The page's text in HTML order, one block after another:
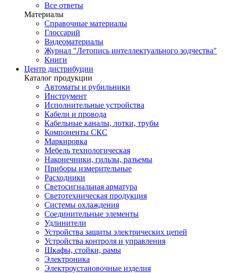
Все ответы
Материалы
Справочные материалы
Глоссарий
Видеоматериалы
Журнал "Летопись интеллектуального зодчества"
Книги
Центр дистрибуции
Каталог продукции
Автоматы и рубильники
Инструмент
Исполнительные устройства
Кабели и провода
Кабельные каналы, лотки, трубы
Компоненты СКС
Маркировка
Мебель технологическая
Наконечники, гильзы, разъемы
Приборы измерительные
Расходники
Светосигнальная арматура
Светотехническая продукция
Системы охлаждения
Соединительные элементы
Удлинители
Устройства защиты электрических цепей
Устройства контроля и управления
Шкафы, стойки, рамы
Электроника
Электроустановочные изделия